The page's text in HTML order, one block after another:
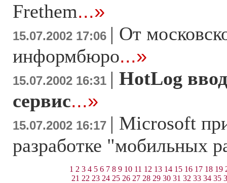
Frethem...»
15.07.2002 17:06 | От
информбюро...»
15.07.2002 16:31 | HotLog
сервис...»
15.07.2002 16:17 | Microsoft
разработке "мобильных
1 2 3 4 5 6 7 8 9 10 11 12 13 14 15 16 17 18 19
21 22 23 24 25 26 27 28 29 30 31 32 33 34 35